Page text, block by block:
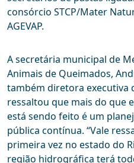
consórcio STCP/Mater
AGEVAP.
A secretária municipal de
Animais de Queimados,
também diretora executiva
ressaltou que mais do que
está sendo feito é um
pública contínua. “Vale
primeira vez no estado do
região hidrográfica terá